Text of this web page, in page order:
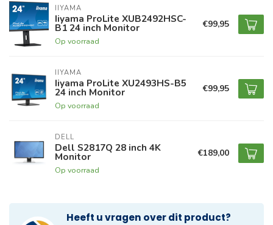
IIYAMA
Iiyama ProLite XUB2492HSC-
B1 24 inch Monitor
Op voorraad
€99,95
IIYAMA
Iiyama ProLite XU2493HS-B5
24 inch Monitor
Op voorraad
€99,95
DELL
Dell S2817Q 28 inch 4K
Monitor
Op voorraad
€189,00
Heeft u vragen over dit product?